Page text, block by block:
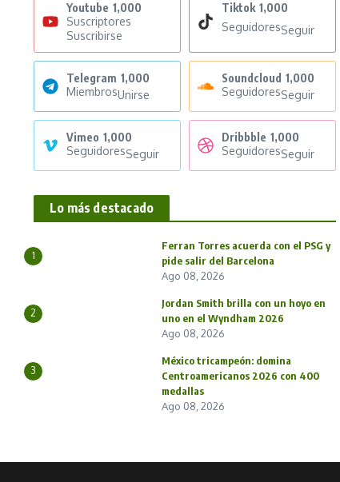
Youtube 1,000
Suscriptores
Suscribirse
Tiktok 1,000
SeguidoresSeguir
Telegram 1,000
MiembrosUnirse
Soundcloud 1,000
SeguidoresSeguir
Vimeo 1,000
SeguidoresSeguir
Dribbble 1,000
SeguidoresSeguir
Lo más destacado
1
Ferran Torres acuerda con el PSG y
pide salir del Barcelona
Ago 08, 2026
2
Jordan Smith brilla con un hoyo en
uno en el Wyndham 2026
Ago 08, 2026
3
México tricampeón: domina
Centroamericanos 2026 con 400
medallas
Ago 08, 2026